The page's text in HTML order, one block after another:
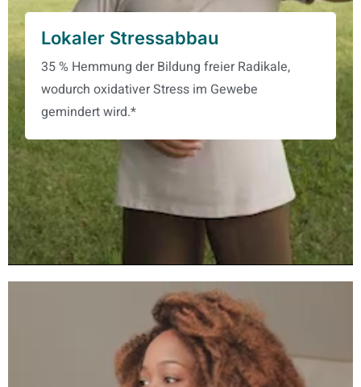
Lokaler Stressabbau
35 % Hemmung der Bildung freier Radikale,
wodurch oxidativer Stress im Gewebe
gemindert wird.*